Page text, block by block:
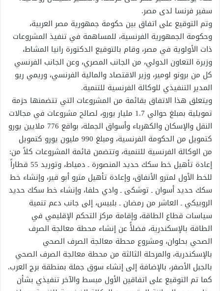
سفير فرنسا لدى مصر.
وتم التوقيع على اتفاق بين حكومة جمهورية مصر العربية،
وحكومة الجمهورية الفرنسية، للمساهمة في تنفيذ المشروعات
ذات الأولوية في مصر، وقام بالتوقيع الدكتورة رانيا المشاط،
وزيرة التعاون الدولي، من الجانب المصري، وعن الجانب الفرنسي
كل من برونو لومير، وزير الاقتصاد والمالية الفرنسي، وريمي ريو
المدير التنفيذي للوكالة الفرنسية للتنمية.
ويتعلق هذا الاتفاق بقائمة من المشروعات التي تتضمنها حزمة
تمويلية بمبلغ حوالي 1.7 مليار يورو، لصالح مشروعات في مجالات
النقل والإسكان والكهرباء وأسواق الجملة، بواقع 776 ملايين يورو
كتمويل من الحكومة الفرنسية، ومبلغ 990 مليون يورو كتمويل
من الوكالة الفرنسية للتنمية، وتتضمن قائمة المشروعات كلاً من:
إعادة تأهيل خط سكك حديد المنصورة ـ دمياط، وتوريد 55 قطاراً
للخط الأول لمترو الأنفاق، وإعادة تأهيل مترو أبو قير، وإنشاء خط
سكك حديد أسوان ـ توشكى ـ وادي حلفا، وإنشاء خط سكك حديد
الروبيكي ـ العاشر من رمضان ـ بلبيس، إلى جانب دعم تنمية
سياسات قطاع الطاقة، وإقامة مركز التحكم الإقليمي في
الطاقة بالإسكندرية، فضلأً عن إنشاء محطة معالجة الصرف
الصحي بحلوان، ومشروع محطة معالجة الصرف الصحي
بالإسكندرية، والمرحلة الثالثة من محطة معالجة الصرف الصحي
بالجبل الأصفر، بالإضافة إلى إنشاء سوق جملة بمنطقة برج العرب.
كما تم التوقيع على اتفاقين الأول مبسط والآخر تنفيذي بشأن